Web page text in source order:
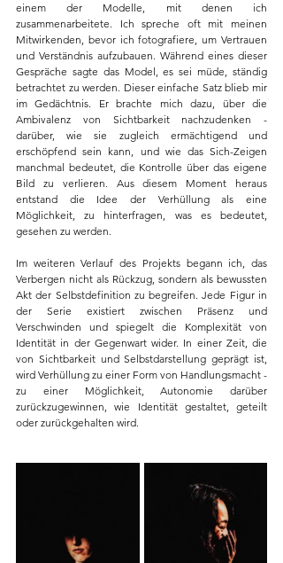
einem der Modelle, mit denen ich
zusammenarbeitete. Ich spreche oft mit meinen
Mitwirkenden, bevor ich fotografiere, um Vertrauen
und Verständnis aufzubauen. Während eines dieser
Gespräche sagte das Model, es sei müde, ständig
betrachtet zu werden. Dieser einfache Satz blieb mir
im Gedächtnis. Er brachte mich dazu, über die
Ambivalenz von Sichtbarkeit nachzudenken -
darüber, wie sie zugleich ermächtigend und
erschöpfend sein kann, und wie das Sich-Zeigen
manchmal bedeutet, die Kontrolle über das eigene
Bild zu verlieren. Aus diesem Moment heraus
entstand die Idee der Verhüllung als eine
Möglichkeit, zu hinterfragen, was es bedeutet,
gesehen zu werden.
Im weiteren Verlauf des Projekts begann ich, das
Verbergen nicht als Rückzug, sondern als bewussten
Akt der Selbstdefinition zu begreifen. Jede Figur in
der Serie existiert zwischen Präsenz und
Verschwinden und spiegelt die Komplexität von
Identität in der Gegenwart wider. In einer Zeit, die
von Sichtbarkeit und Selbstdarstellung geprägt ist,
wird Verhüllung zu einer Form von Handlungsmacht -
zu einer Möglichkeit, Autonomie darüber
zurückzugewinnen, wie Identität gestaltet, geteilt
oder zurückgehalten wird.